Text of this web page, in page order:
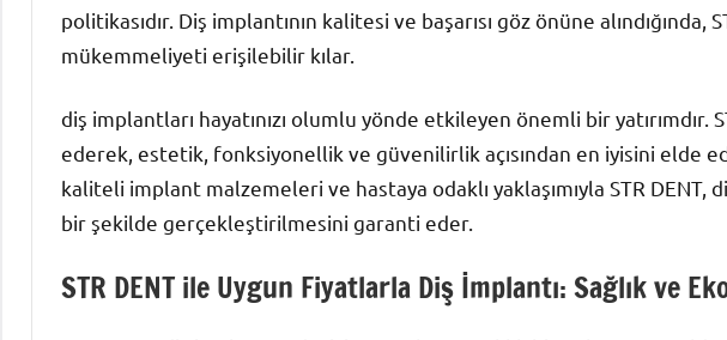
politikasıdır. Diş implantının kalitesi ve başarısı göz önüne
mükemmeliyeti erişilebilir kılar.
diş implantları hayatınızı olumlu yönde etkileyen önemli bir yatırımdır.
ederek, estetik, fonksiyonellik ve güvenilirlik açısından en iyisini elde
kaliteli implant malzemeleri ve hastaya odaklı yaklaşımıyla STR DENT,
bir şekilde gerçekleştirilmesini garanti eder.
STR DENT ile Uygun Fiyatlarla Diş İmplantı: Sağlık ve